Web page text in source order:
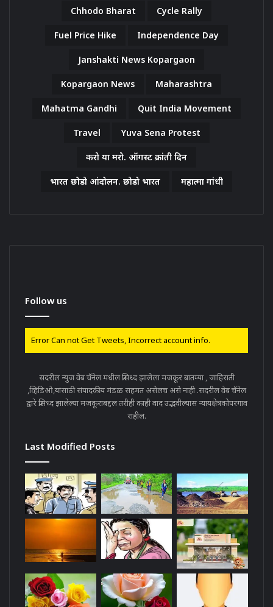
Chhodo Bharat Cycle Rally
Fuel Price Hike Independence Day
Janshakti News Kopargaon
Kopargaon News Maharashtra
Mahatma Gandhi Quit India Movement
Travel Yuva Sena Protest
करो या मरो. ऑगस्ट क्रांती दिन
भारत छोडो आंदोलन. छोडो भारत महात्मा गांधी
Follow us
Error Can not Get Tweets, Incorrect account info.
सदरील न्युज वेब चॅनेल मधील प्रसिध्द झालेला मजकूर बातम्या , जाहिराती
,व्हिडिओ,यांसाठी संपादकीय मंडळ सहमत असेलच असे नाही .सदरील वेब चॅनेल
द्वारे प्रसिध्द झालेल्या मजकूराबद्दल तरीही काही वाद उद्भवील्यास न्यायक्षेत्रकोपरगाव
राहील.
Last Modified Posts